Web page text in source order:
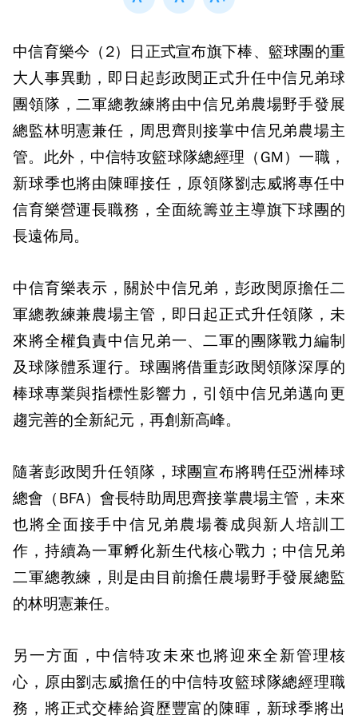
中信育樂今（2）日正式宣布旗下棒、籃球團的重
大人事異動，即日起彭政閔正式升任中信兄弟球
團領隊，二軍總教練將由中信兄弟農場野手發展
總監林明憲兼任，周思齊則接掌中信兄弟農場主
管。此外，中信特攻籃球隊總經理（GM）一職，
新球季也將由陳暉接任，原領隊劉志威將專任中
信育樂營運長職務，全面統籌並主導旗下球團的
長遠佈局。
中信育樂表示，關於中信兄弟，彭政閔原擔任二
軍總教練兼農場主管，即日起正式升任領隊，未
來將全權負責中信兄弟一、二軍的團隊戰力編制
及球隊體系運行。球團將借重彭政閔領隊深厚的
棒球專業與指標性影響力，引領中信兄弟邁向更
趨完善的全新紀元，再創新高峰。
隨著彭政閔升任領隊，球團宣布將聘任亞洲棒球
總會（BFA）會長特助周思齊接掌農場主管，未來
也將全面接手中信兄弟農場養成與新人培訓工
作，持續為一軍孵化新生代核心戰力；中信兄弟
二軍總教練，則是由目前擔任農場野手發展總監
的林明憲兼任。
另一方面，中信特攻未來也將迎來全新管理核
心，原由劉志威擔任的中信特攻籃球隊總經理職
務，將正式交棒給資歷豐富的陳暉，新球季將出